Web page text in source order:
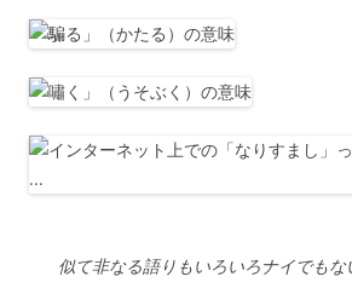
似て非なる語りもいろいろナイでもな